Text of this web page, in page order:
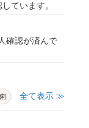
ています。
確認が済んで
全て表示 ≫